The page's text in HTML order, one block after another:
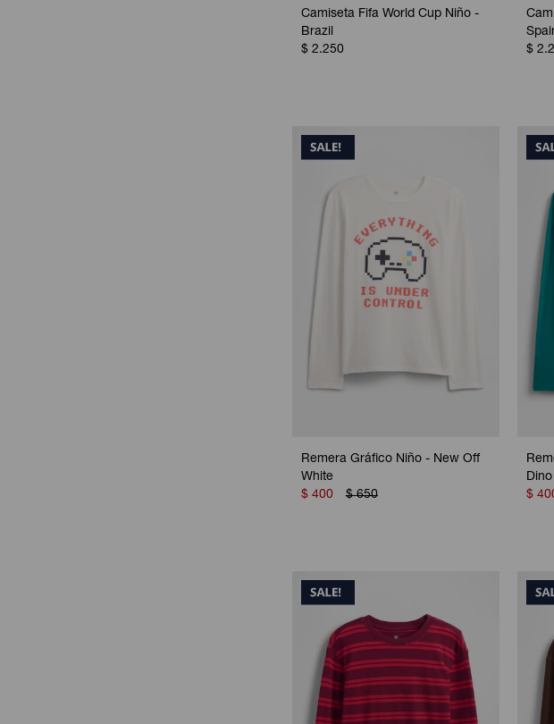
Camiseta Fifa World Cup Niño -
Brazil
$ 2.250
$
Remera Gráfico Niño - New Off
White
$ 400 $ 650
Dino
$